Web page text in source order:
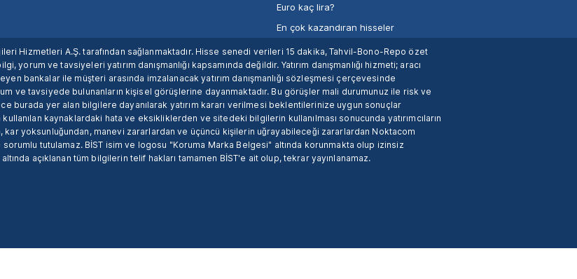
Euro kaç lira?
En çok kazandıran hisseler
Hizmetleri A.Ş. tarafından sağlanmaktadır. Hisse senedi verileri 15 dakika, Tahvil-Bono-Repo özet
ve tavsiyeleri yatırım danışmanlığı kapsamında değildir. Yatırım danışmanlığı hizmeti; aracı
bankalar ile müşteri arasında imzalanacak yatırım danışmanlığı sözleşmesi çerçevesinde
ve tavsiyede bulunanların kişisel görüşlerine dayanmaktadır. Bu görüşler mali durumunuz ile risk ve
burada yer alan bilgilere dayanılarak yatırım kararı verilmesi beklentilerinize uygun sonuçlar
kaynaklardaki hata ve eksikliklerden ve sitedeki bilgilerin kullanılması sonucunda yatırımcıların
yoksunluğundan, manevi zararlardan ve üçüncü kişilerin uğrayabileceği zararlardan Noktacom
tutulamaz. BİST isim ve logosu "Koruma Marka Belgesi" altında korunmakta olup izinsiz
açıklanan tüm bilgilerin telif hakları tamamen BİST'e ait olup, tekrar yayınlanamaz.